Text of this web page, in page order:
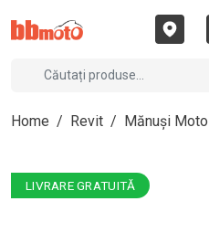
Home / Revit / Mănuși Moto
LIVRARE GRATUITĂ